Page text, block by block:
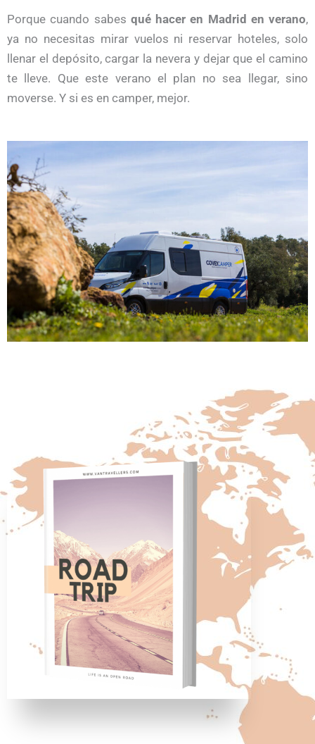
Porque cuando sabes qué hacer en Madrid en verano,
ya no necesitas mirar vuelos ni reservar hoteles, solo
llenar el depósito, cargar la nevera y dejar que el camino
te lleve. Que este verano el plan no sea llegar, sino
moverse. Y si es en camper, mejor.